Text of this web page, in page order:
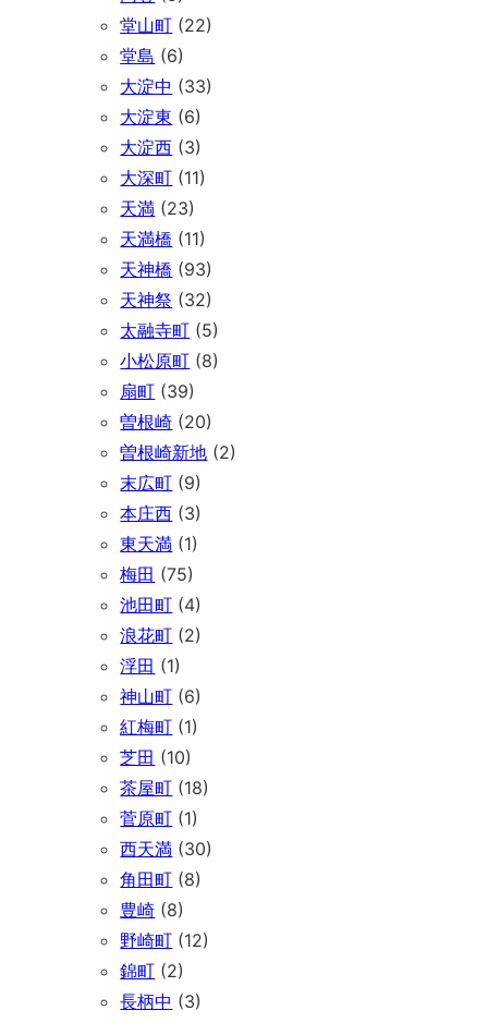
堂山町 (22)
堂島 (6)
大淀中 (33)
大淀東 (6)
大淀西 (3)
大深町 (11)
天満 (23)
天満橋 (11)
天神橋 (93)
天神祭 (32)
太融寺町 (5)
小松原町 (8)
扇町 (39)
曽根崎 (20)
曽根崎新地 (2)
末広町 (9)
本庄西 (3)
東天満 (1)
梅田 (75)
池田町 (4)
浪花町 (2)
浮田 (1)
神山町 (6)
紅梅町 (1)
芝田 (10)
茶屋町 (18)
菅原町 (1)
西天満 (30)
角田町 (8)
豊崎 (8)
野崎町 (12)
錦町 (2)
長柄中 (3)